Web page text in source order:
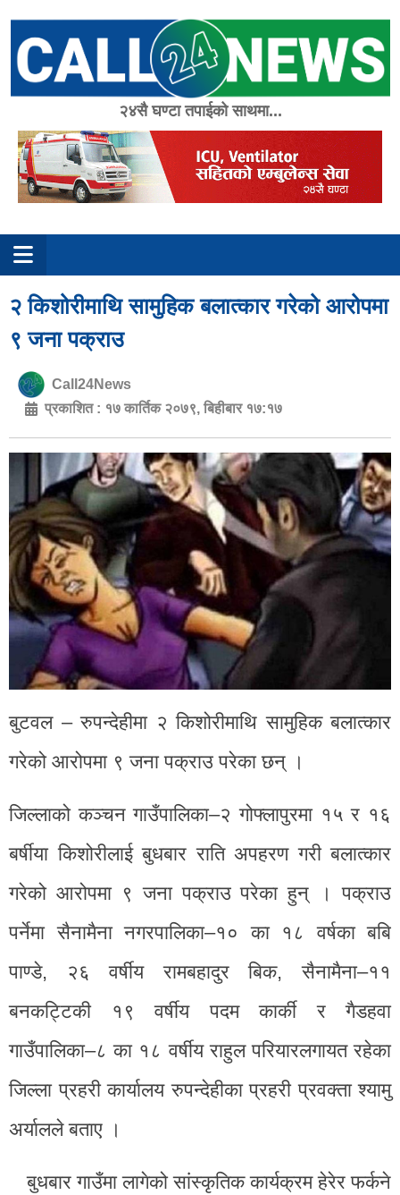
content
२४सै घण्टा तपाईको साथमा...
२ किशोरीमाथि सामुहिक बलात्कार गरेको आरोपमा
९ जना पक्राउ
Call24News
प्रकाशित : १७ कार्तिक २०७९, बिहीबार १७:१७
बुटवल – रुपन्देहीमा २ किशोरीमाथि सामुहिक बलात्कार
गरेको आरोपमा ९ जना पक्राउ परेका छन् ।
जिल्लाको कञ्चन गाउँपालिका–२ गोफ्लापुरमा १५ र १६
बर्षीया किशोरीलाई बुधबार राति अपहरण गरी बलात्कार
गरेको आरोपमा ९ जना पक्राउ परेका हुन् । पक्राउ
पर्नेमा सैनामैना नगरपालिका–१० का १८ वर्षका बबि
पाण्डे, २६ वर्षीय रामबहादुर बिक, सैनामैना–११
बनकट्टिकी १९ वर्षीय पदम कार्की र गैडहवा
गाउँपालिका–८ का १८ वर्षीय राहुल परियारलगायत रहेका
जिल्ला प्रहरी कार्यालय रुपन्देहीका प्रहरी प्रवक्ता श्यामु
अर्यालले बताए ।
बुधबार गाउँमा लागेको सांस्कृतिक कार्यक्रम हेरेर फर्कने